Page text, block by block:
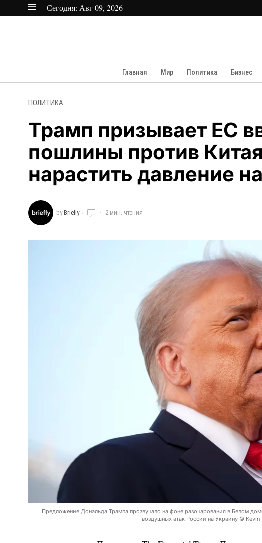
Сегодня: Авг 09, 2026
Главная
Мир Политика Бизнес
ПОЛИТИКА
Трамп призывает ЕС
пошлины против
нарастить давление
byBriefly 2 мин. чтения
Предложение Дональда Трампа прозвучало на фоне разочарования в Белом
воздушных атак России на Украину ©